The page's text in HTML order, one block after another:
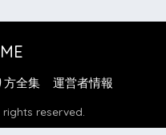
方全集 運営者情報
reserved.